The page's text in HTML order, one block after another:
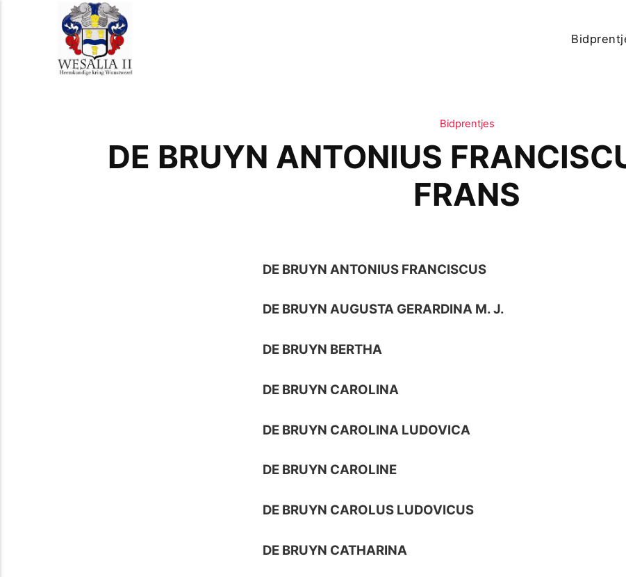
Bidprentjes
DE BRUYN ANTONIUS
FRANS
DE BRUYN ANTONIUS FRANCISCUS
DE BRUYN AUGUSTA GERARDINA M. J.
DE BRUYN BERTHA
DE BRUYN CAROLINA
DE BRUYN CAROLINA LUDOVICA
DE BRUYN CAROLINE
DE BRUYN CAROLUS LUDOVICUS
DE BRUYN CATHARINA